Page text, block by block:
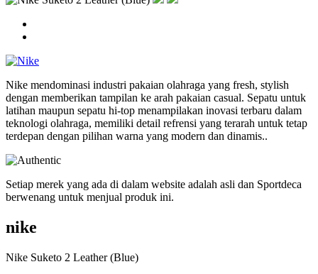
Nike mendominasi industri pakaian olahraga yang fresh, stylish
dengan memberikan tampilan ke arah pakaian casual. Sepatu untuk
latihan maupun sepatu hi-top menampilakan inovasi terbaru dalam
teknologi olahraga, memiliki detail refrensi yang terarah untuk tetap
terdepan dengan pilihan warna yang modern dan dinamis..
Setiap merek yang ada di dalam website adalah asli dan Sportdeca
berwenang untuk menjual produk ini.
nike
Nike Suketo 2 Leather (Blue)